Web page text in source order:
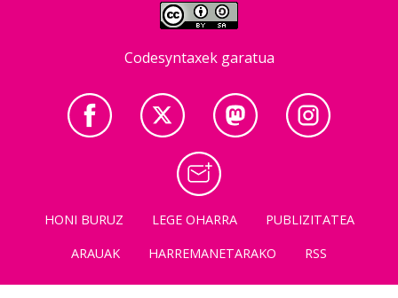
Codesyntaxek garatua
HONI BURUZ LEGE OHARRA
PUBLIZITATEA
ARAUAK
HARREMANETARAKO RSS